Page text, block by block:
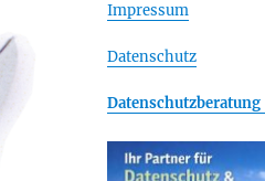
Impressum
Datenschutz